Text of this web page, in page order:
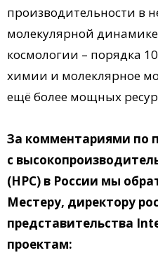
производительности в
молекулярной динамике
космологии – порядка
химии и молеклярное
ещё более мощных
За комментариями по
с
(НРС) в России мы
Местеру, директору
представительства
проектам: